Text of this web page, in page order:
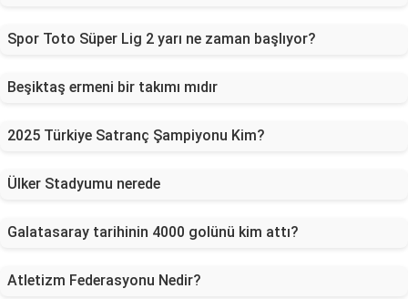
Spor Toto Süper Lig 2 yarı ne zaman başlıyor?
Beşiktaş ermeni bir takımı mıdır
2025 Türkiye Satranç Şampiyonu Kim?
Ülker Stadyumu nerede
Galatasaray tarihinin 4000 golünü kim attı?
Atletizm Federasyonu Nedir?